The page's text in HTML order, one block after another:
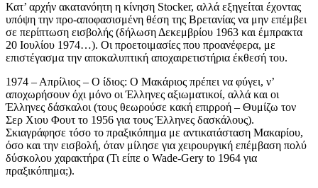
Κατ’ αρχήν ακατανόητη η κίνηση Stocker, αλλά εξηγείται έχοντας
υπόψη την προ-αποφασισμένη θέση της Βρετανίας να μην επέμβει
σε περίπτωση εισβολής (δήλωση Δεκεμβρίου 1963 και έμπρακτα
20 Ιουλίου 1974…). Οι προετοιμασίες που προανέφερα, με
επιστέγασμα την αποκαλυπτική αποχαιρετιστήρια έκθεσή του.
1974 – Απρίλιος – Ο ίδιος: Ο Μακάριος πρέπει να φύγει, ν’
αποχωρήσουν όχι μόνο οι Έλληνες αξιωματικοί, αλλά και οι
Έλληνες δάσκαλοι (τους θεωρούσε κακή επιρροή – Θυμίζω τον
Σερ Χιου Φουτ το 1956 για τους Έλληνες δασκάλους).
Σκιαγράφησε τόσο το πραξικόπημα με αντικατάσταση Μακαρίου,
όσο και την εισβολή, όταν μίλησε για χειρουργική επέμβαση πολύ
δύσκολου χαρακτήρα (Τι είπε ο Wade-Gery to 1964 για
πραξικόπημα;).